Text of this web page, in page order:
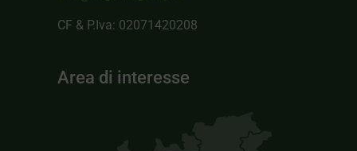
CF & P.Iva: 02071420208
Area di interesse